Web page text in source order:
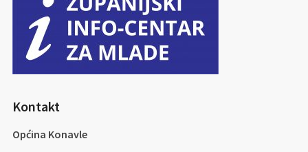
Kontakt
Općina Konavle